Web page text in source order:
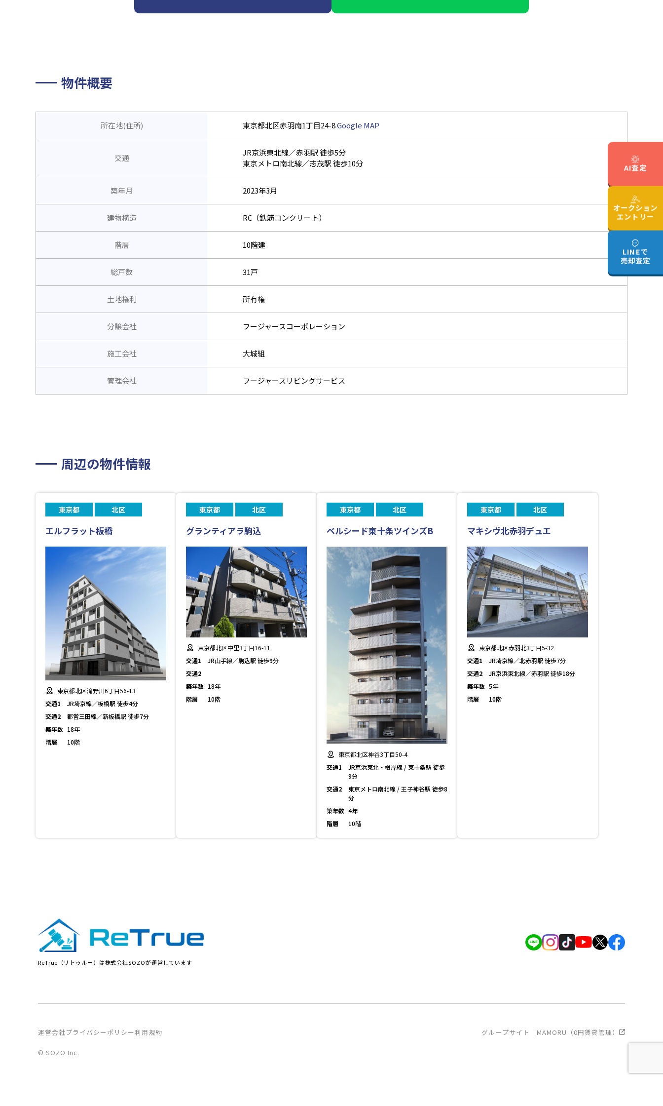
物件概要
所在地(住所) 東京都北区赤羽南1丁目24-8Google MAP
交通
JR京浜東北線／赤羽駅 徒歩5分
東京メトロ南北線／志茂駅 徒歩10分
築年月 2023年3月
建物構造 RC（鉄筋コンクリート）
階層 10階建
総戸数 31戸
土地権利 所有権
分譲会社 フージャースコーポレーション
施工会社 大城組
管理会社 フージャースリビングサービス
周辺の物件情報
東京都 北区
エルフラット板橋
東京都北区滝野川6丁目56-13
交通1
JR埼京線／板橋駅 徒歩4分
交通2
都営三田線／新板橋駅 徒歩7分
築年数 18年
階層
10階
東京都 北区
グランティアラ駒込
東京都北区中里3丁目16-11
交通1
JR山手線／駒込駅 徒歩9分
交通2
築年数 18年
階層
10階
東京都 北区
ベルシード東十条ツインズB
東京都北区神谷3丁目50-4
交通1
JR京浜東北・根岸線 / 東十条駅 徒歩
9分
交通2
東京メトロ南北線 / 王子神谷駅 徒歩8
分
築年数 4年
階層
10階
東京都 北区
マキシヴ北赤羽デュエ
東京都北区赤羽北3丁目5-32
交通1
JR埼京線／北赤羽駅 徒歩7分
交通2
JR京浜東北線／赤羽駅 徒歩18分
築年数 5年
階層
10階
AI査定
オークション
エントリー
LINEで
売却査定
ReTrue（リトゥルー）は株式会社SOZOが運営しています
運営会社プライバシーポリシー利用規約 グループサイト｜MAMORU（0円賃貸管理）
© SOZO Inc.